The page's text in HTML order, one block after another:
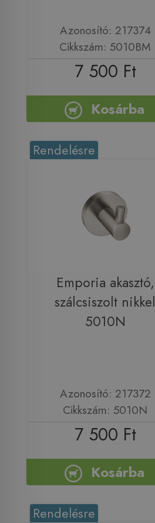
Azonosító: 217374
Cikkszám: 5010BM
7 500 Ft
Kosárba
Rendelésre
Emporia akasztó,
szálcsiszolt nikkel
5010N
Azonosító: 217372
Cikkszám: 5010N
7 500 Ft
Kosárba
Rendelésre